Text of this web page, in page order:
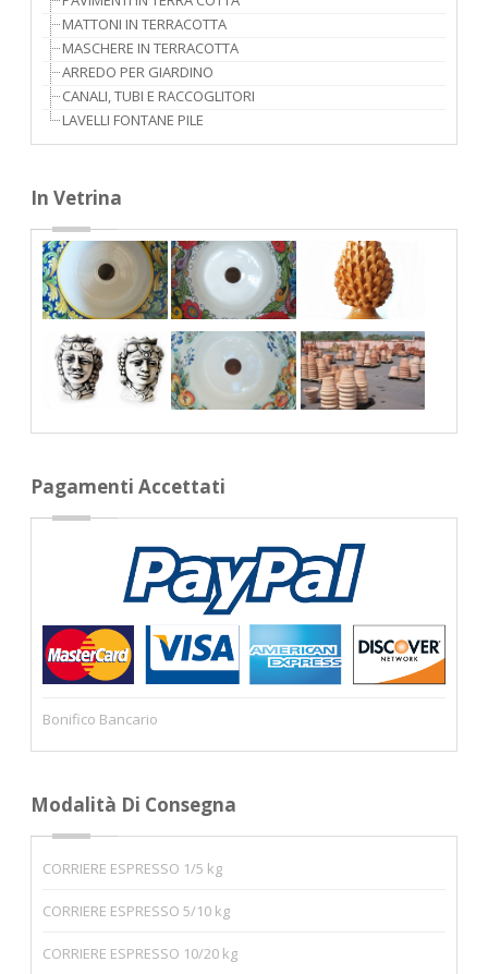
MATTONI IN TERRACOTTA
MASCHERE IN TERRACOTTA
ARREDO PER GIARDINO
CANALI, TUBI E RACCOGLITORI
LAVELLI FONTANE PILE
In Vetrina
Pagamenti Accettati
Bonifico Bancario
Modalità Di Consegna
CORRIERE ESPRESSO 1/5 kg
CORRIERE ESPRESSO 5/10 kg
CORRIERE ESPRESSO 10/20 kg